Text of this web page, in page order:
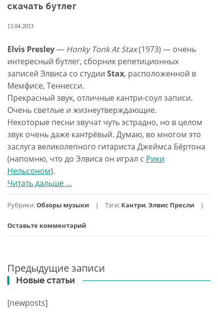
скачать бутлег
13.04.2013
Elvis Presley— Honky Tonk At Stax(1973) — очень
интересный бутлег, сборник репетиционных
записей Элвиса со студии Stax, расположенной в
Мемфисе, Теннесси.
Прекрасный звук, отличные кантри-соул записи.
Очень светлые и жизнеутверждающие.
Некоторые песни звучат чуть эстрадно, но в целом
звук очень даже кантрёвый. Думаю, во многом это
заслуга великолепного гитариста Джеймса Бёртона
(напомню, что до Элвиса он играл с Рики
Нельсоном).
Читать дальше проElvis
—
Tonk
1973,
скачать
…
Рубрики:Обзоры музыки Тэги: Кантри,Элвис Пресли
Оставьте комментарий
Навигация
по
записям
Предыдущие записи
Новые статьи
[newposts]